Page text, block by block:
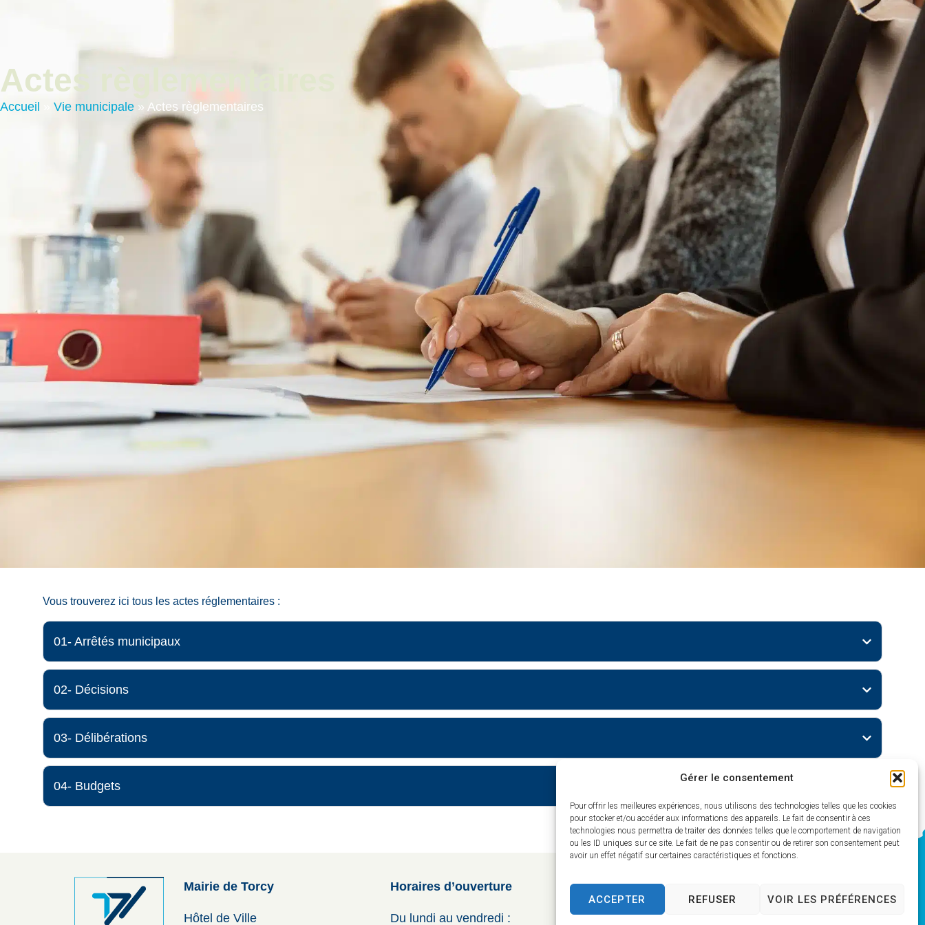
Gérer le consentement
Pour offrir les meilleures expériences, nous utilisons des technologies telles que les cookies
pour stocker et/ou accéder aux informations des appareils. Le fait de consentir à ces
technologies nous permettra de traiter des données telles que le comportement de navigation
ou les ID uniques sur ce site. Le fait de ne pas consentir ou de retirer son consentement peut
avoir un effet négatif sur certaines caractéristiques et fonctions.
ACCEPTER REFUSER VOIR LES PRÉFÉRENCES
Vivre à Torcy Découvrir Torcy Mes démarches
Actes règlementaires
Accueil Vie municipale » Actes règlementaires
Vous trouverez ici tous les actes réglementaires :
01- Arrêtés municipaux
02- Décisions
03- Délibérations
04- Budgets
Mairie de Torcy
Hôtel de Ville
Horaires d’ouverture
Du lundi au vendredi :